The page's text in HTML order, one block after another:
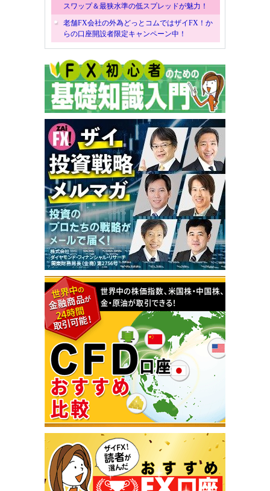
スワップ＆最狭水準の低スプレッドが魅力！
老舗FX会社の外為どっとコムではザイFX！か
らの口座開設者限定キャンペーン中！